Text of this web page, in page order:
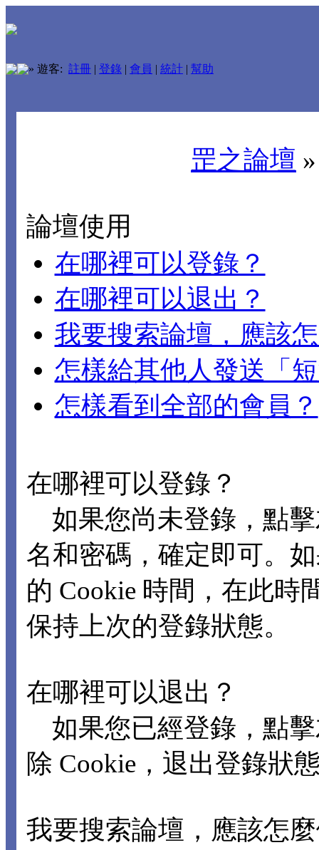
» 遊客: 註冊 | 登錄 | 會員 | 統計 | 幫助
罡之論壇
論壇使用
在哪裡可以登錄？
在哪裡可以退出？
我要搜索論壇，應該
怎樣給其他人發送「
怎樣看到全部的會員？
在哪裡可以登錄？
如果您尚未登錄，點
名和密碼，確定即可。
的 Cookie 時間，在此時
保持上次的登錄狀態。
在哪裡可以退出？
如果您已經登錄，點
除 Cookie，退出登錄狀
我要搜索論壇，應該怎